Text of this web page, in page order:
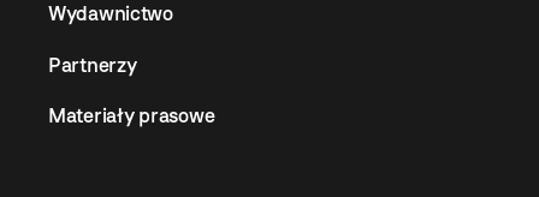
Wydawnictwo
Partnerzy
Materiały prasowe